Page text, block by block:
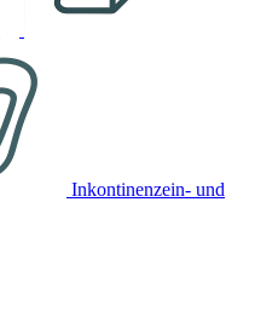
Inkontinenzein- und